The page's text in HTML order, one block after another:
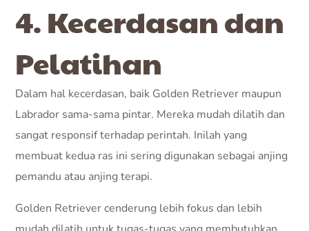
4. Kecerdasan dan
Pelatihan
Dalam hal kecerdasan, baik Golden Retriever maupun
Labrador sama-sama pintar. Mereka mudah dilatih dan
sangat responsif terhadap perintah. Inilah yang
membuat kedua ras ini sering digunakan sebagai anjing
pemandu atau anjing terapi.
Golden Retriever cenderung lebih fokus dan lebih